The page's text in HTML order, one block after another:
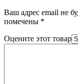
Ваш адрес email не
помечены *
Оцените этот товар